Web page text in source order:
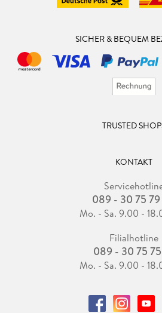
SICHER & BEQUEM
TRUSTED
KONTAKT
089 - 30 75
Mo. - Sa. 9.00 -
Filialhotline
089 - 30 75
Mo. - Sa. 9.00 -